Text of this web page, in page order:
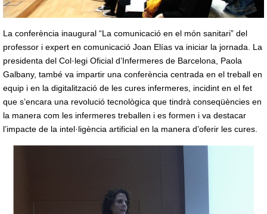
La conferència inaugural “La comunicació en el món sanitari” del
professor i expert en comunicació Joan Elías va iniciar la jornada. La
presidenta del Col·legi Oficial d’Infermeres de Barcelona, Paola
Galbany, també va impartir una conferència centrada en el treball en
equip i en la digitalització de les cures infermeres, incidint en el fet
que s’encara una revolució tecnològica que tindrà conseqüències en
la manera com les infermeres treballen i es formen i va destacar
l’impacte de la intel·ligència artificial en la manera d’oferir les cures.